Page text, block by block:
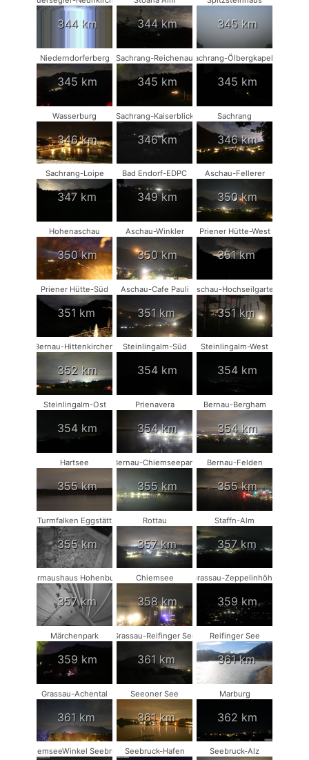
344 km 344 km 345 km
Niederndorferberg
345 km
Sachrang-Reichenau
345 km
Sachrang-Ölbergkapelle
345 km
Wasserburg
346 km
Sachrang-Kaiserblick
346 km
Sachrang
346 km
Sachrang-Loipe
347 km
Bad Endorf-EDPC
349 km
Aschau-Fellerer
350 km
Hohenaschau
350 km
Aschau-Winkler
350 km
Priener Hütte-West
351 km
Priener Hütte-Süd
351 km
Aschau-Cafe Pauli
351 km
Aschau-Hochseilgarten
351 km
Bernau-Hittenkirchen
352 km
Steinlingalm-Süd
354 km
Steinlingalm-West
354 km
Steinlingalm-Ost
354 km
Prienavera
354 km
Bernau-Bergham
354 km
Hartsee
355 km
Bernau-Chiemseepark
355 km
Bernau-Felden
355 km
Turmfalken Eggstätt
355 km
Rottau
357 km
Staffn-Alm
357 km
Fledermaushaus Hohenburg #2
357 km
Chiemsee
358 km
Grassau-Zeppelinhöhe
359 km
Märchenpark
359 km
Grassau-Reifinger See
361 km
Reifinger See
361 km
Grassau-Achental
361 km
Seeoner See
361 km
Marburg
362 km
ChiemseeWinkel Seebruck Seebruck-Hafen Seebruck-Alz